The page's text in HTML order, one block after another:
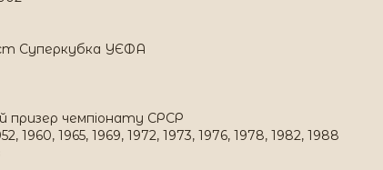
Суперкубка УЄФА
призер чемпіонату СРСР
1960, 1965, 1969, 1972, 1973, 1976, 1978, 1982, 1988